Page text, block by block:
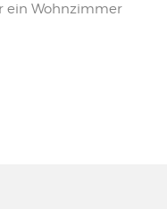
ein Wohnzimmer